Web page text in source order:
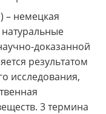
– немецкая
доказанной
результатом
исследования,
3 термина